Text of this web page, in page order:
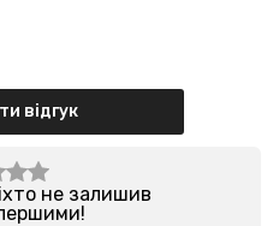
відгук
не залишив